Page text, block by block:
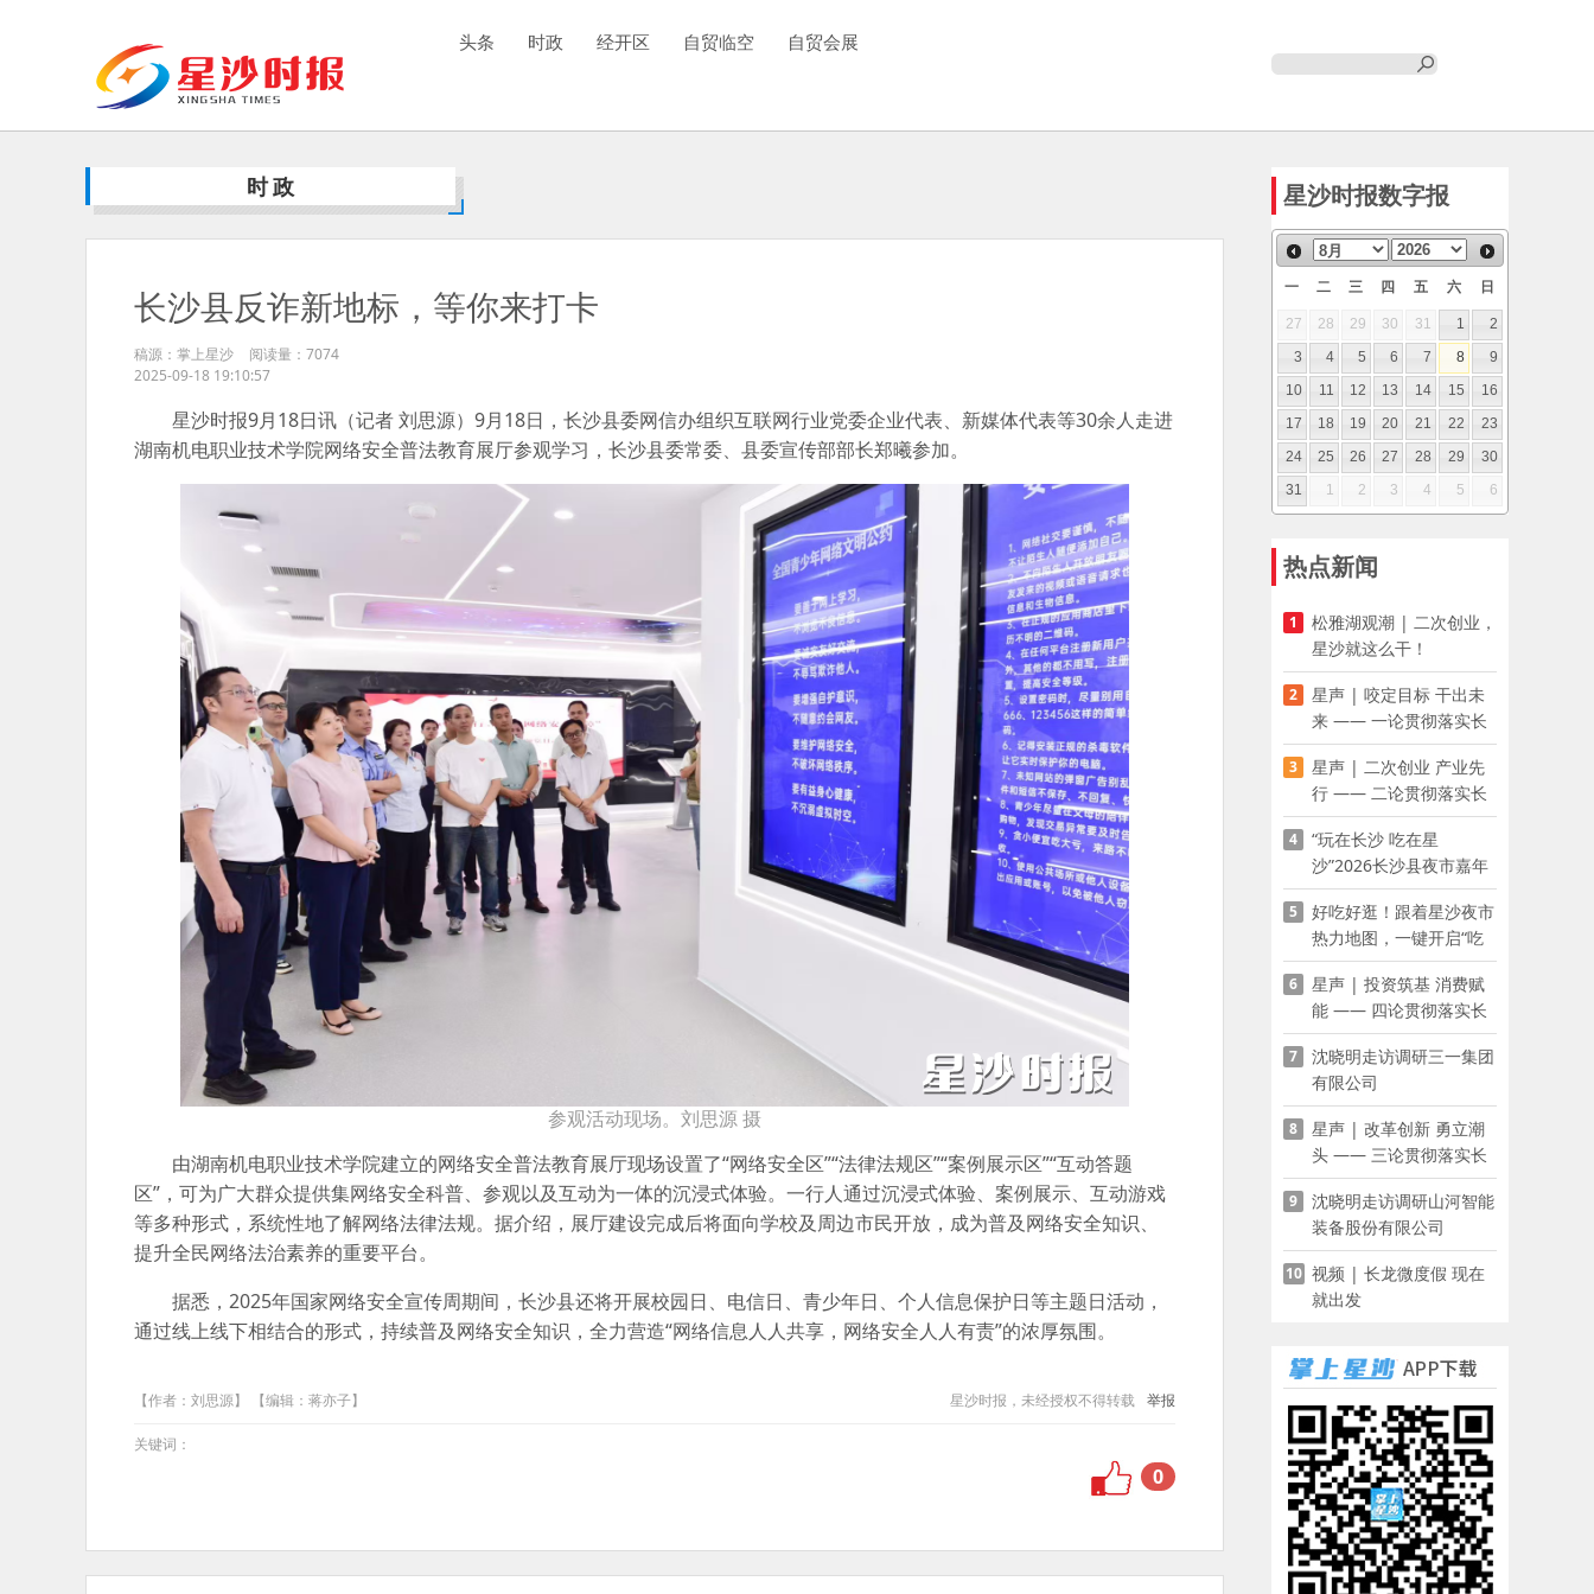
头条 时政 经开区 自贸临空 自贸会展
时政
长沙县反诈新地标，等你来打卡
稿源：掌上星沙 阅读量： 7074
2025-09-18 19:10:57
星沙时报9月18日讯（记者 刘思源）9月18日，长沙县委网信办组织互联网行业党委企业代表、新媒体代表等30余人走进
湖南机电职业技术学院网络安全普法教育展厅参观学习，长沙县委常委、县委宣传部部长郑曦参加。
参观活动现场。刘思源 摄
由湖南机电职业技术学院建立的网络安全普法教育展厅现场设置了“网络安全区”“法律法规区”“案例展示区”“互动答题
区”，可为广大群众提供集网络安全科普、参观以及互动为一体的沉浸式体验。一行人通过沉浸式体验、案例展示、互动游戏
等多种形式，系统性地了解网络法律法规。据介绍，展厅建设完成后将面向学校及周边市民开放，成为普及网络安全知识、
提升全民网络法治素养的重要平台。
据悉，2025年国家网络安全宣传周期间，长沙县还将开展校园日、电信日、青少年日、个人信息保护日等主题日活动，
通过线上线下相结合的形式，持续普及网络安全知识，全力营造“网络信息人人共享，网络安全人人有责”的浓厚氛围。
【作者：刘思源】 【编辑：蒋亦子】 星沙时报，未经授权不得转载 举报
关键词：
0
星沙时报数字报
一 二 三 四 五 六 日
27 28 29 30 31 1
2
3
4 5 6 7 8
9
10
11 12 13 14 15
16
17
18 19 20 21 22
23
24
25 26 27 28 29
30
31
1 2 3 4 5 6
热点新闻
1
松雅湖观潮 | 二次创业，
星沙就这么干！
2
星声 | 咬定目标 干出未
来 —— 一论贯彻落实长
沙县第十五次党代会精神
3
星声 | 二次创业 产业先
行 —— 二论贯彻落实长
沙县第十五次党代会精神
4
“玩在长沙 吃在星
沙”2026长沙县夜市嘉年
华启幕
5
好吃好逛！跟着星沙夜市
热力地图，一键开启“吃
喝玩乐”模式
6
星声 | 投资筑基 消费赋
能 —— 四论贯彻落实长
沙县第十五次党代会精神
7
沈晓明走访调研三一集团
有限公司
8
星声 | 改革创新 勇立潮
头 —— 三论贯彻落实长
沙县第十五次党代会精神
9
沈晓明走访调研山河智能
装备股份有限公司
10 视频 | 长龙微度假 现在
就出发